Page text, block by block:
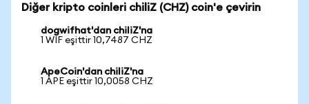
Diğer kripto coinleri chiliZ (CHZ) coin'e çevirin
dogwifhat'dan chiliZ'na
1 WIF eşittir 10,7487 CHZ
ApeCoin'dan chiliZ'na
1 APE eşittir 10,0058 CHZ